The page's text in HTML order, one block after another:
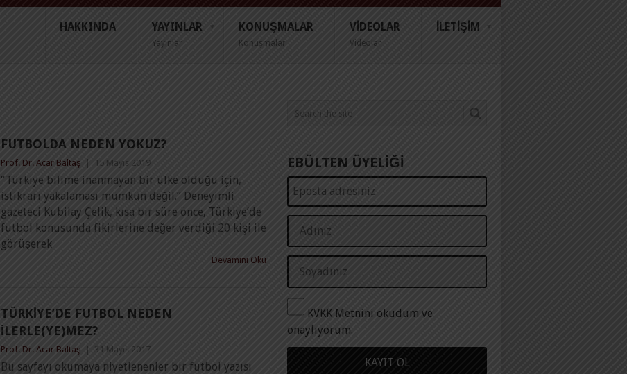
HAKKINDA YAYINLAR
Yayınlar
KONUŞMALAR
Konuşmalar
VIDEOLAR
Videolar
İLETIŞIM
FUTBOLDA NEDEN YOKUZ?
Prof. Dr. Acar Baltaş 15 Mayıs 2019
“Türkiye bilime inanmayan bir ülke olduğu için,
istikrarı yakalaması mümkün değil.” Deneyimli
gazeteci Kubilay Çelik, kısa bir süre önce, Türkiye’de
futbol konusunda fikirlerine değer verdiği 20 kişi ile
görüşerek
Devamını Oku
TÜRKIYE’DE FUTBOL NEDEN
İLERLE(YE)MEZ?
Prof. Dr. Acar Baltaş 31 Mayıs 2017
Bu sayfayı okumaya niyetlenenler bir futbol yazısı
EBÜLTEN ÜYELİĞİ
KVKK Metnini okudum ve
onaylıyorum.